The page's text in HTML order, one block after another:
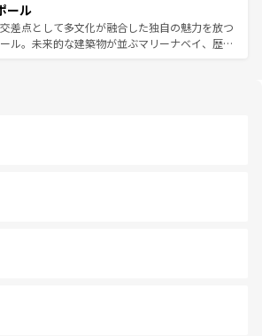
しい。
候は一年中温暖で、どの季節にも異なる楽しみ
る。親しみやすいタイの人々、仏教を中心とし
して多様な観光資源が、訪れる旅人を魅了し続
訪れても感動するはず。観光スポットが密集し
率よく見どころを回れるのも魅力。息をのむよ
ら文化的な体験まで、香港を存分に楽しみ尽く
ール
差点として多文化が融合した独自の魅力を放つ
ル。未来的な建築物が並ぶマリーナベイ、歴史
ーズは地元の風情を楽しめる外せないスポット